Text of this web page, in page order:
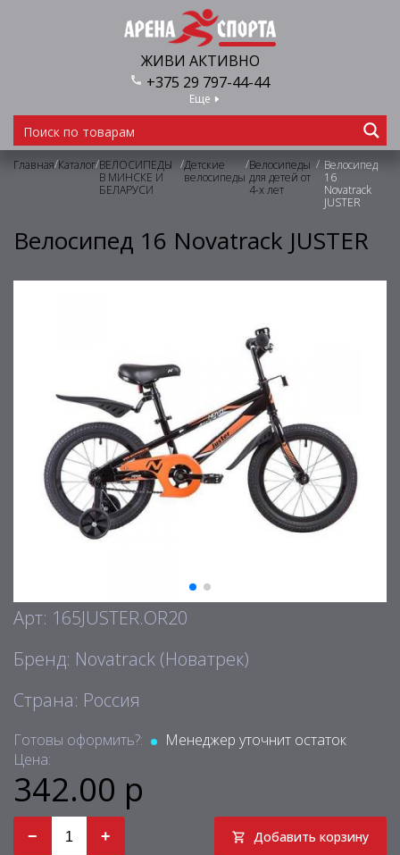
ЖИВИ АКТИВНО
+375 29 797-44-44
Еще
Главная/Каталог/ВЕЛОСИПЕДЫ
В МИНСКЕ И
БЕЛАРУСИ
/Детские
велосипеды
/Велосипеды
для детей от
4-х лет
/ Велосипед
16
Novatrack
JUSTER
Велосипед 16 Novatrack JUSTER
Арт: 165JUSTER.OR20
Бренд: Novatrack (Новатрек)
Страна: Россия
Готовы оформить?:
Менеджер уточнит остаток
Цена:
342.00 р
− + Добавить корзину